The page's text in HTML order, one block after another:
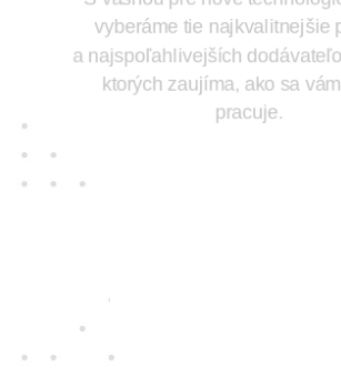
S vášňou pre nové
vyberáme tie najkvalitnejšie
a najspoľahlivejších
ktorých zaujíma, ako sa vám
pracuje.